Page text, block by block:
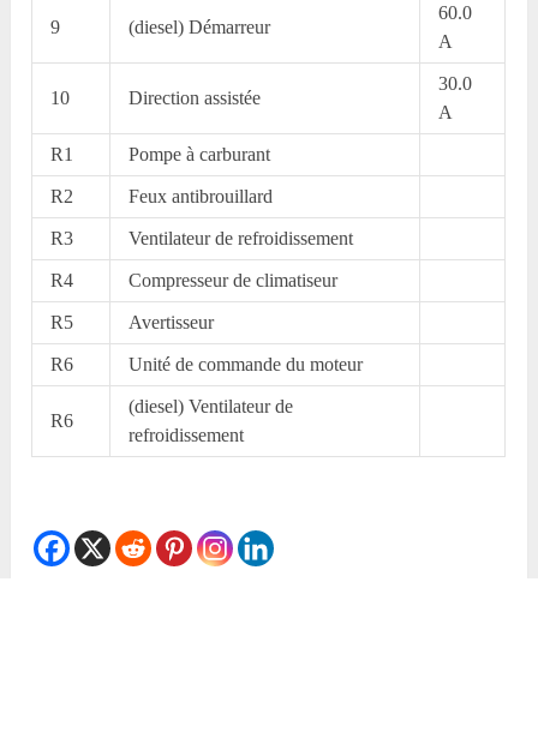
9 (diesel) Démarreur
60.0
A
10 Direction assistée
30.0
A
R1 Pompe à carburant
R2 Feux antibrouillard
R3 Ventilateur de refroidissement
R4 Compresseur de climatiseur
R5 Avertisseur
R6 Unité de commande du moteur
R6
(diesel) Ventilateur de
refroidissement